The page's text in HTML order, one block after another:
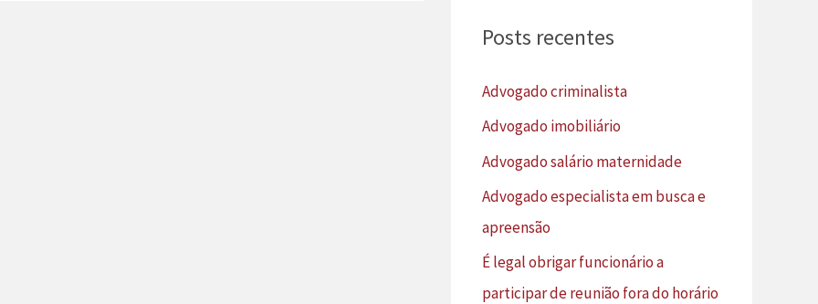
i
p
o
r
:
Posts recentes
Advogado criminalista
Advogado imobiliário
Advogado salário maternidade
Advogado especialista em busca e
apreensão
É legal obrigar funcionário a
participar de reunião fora do horário